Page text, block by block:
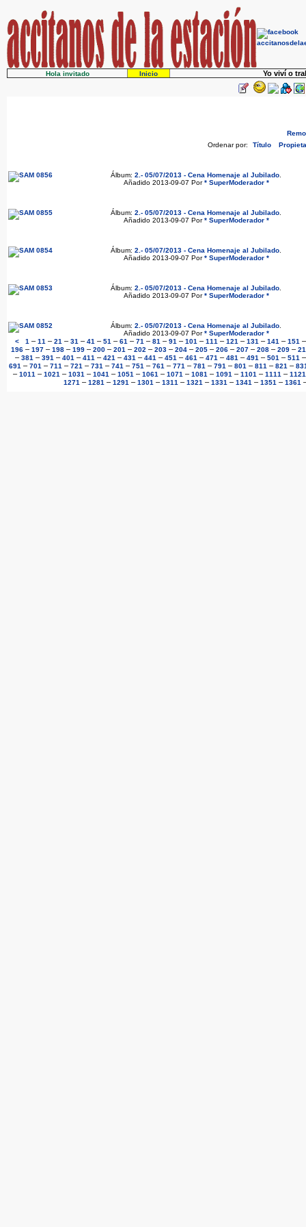
Hola invitado Inicio Yo viví o
Ordenar por:
Título
Álbum: 2.- 05/07/2013 - Cena Homenaje al Jubilado
Añadido 2013-09-07 Por* SuperModerador *
Álbum: 2.- 05/07/2013 - Cena Homenaje al Jubilado
Añadido 2013-09-07 Por* SuperModerador *
Álbum: 2.- 05/07/2013 - Cena Homenaje al Jubilado
Añadido 2013-09-07 Por* SuperModerador *
Álbum: 2.- 05/07/2013 - Cena Homenaje al Jubilado
Añadido 2013-09-07 Por* SuperModerador *
Álbum: 2.- 05/07/2013 - Cena Homenaje al Jubilado
Añadido 2013-09-07 Por* SuperModerador *
<
1 – 11 – 21 – 31 – 41 – 51 – 61 – 71 – 81 – 91 – 101 – 111 – 121 – 131 – 141 – 151
196 – 197 – 198 – 199 – 200 – 201 – 202 – 203 – 204 – 205 – 206 – 207 – 208 – 209 –
– 381 – 391 – 401 – 411 – 421 – 431 – 441 – 451 – 461 – 471 – 481 – 491 – 501 – 511
691 – 701 – 711 – 721 – 731 – 741 – 751 – 761 – 771 – 781 – 791 – 801 – 811 – 821 –
– 1011 – 1021 – 1031 – 1041 – 1051 – 1061 – 1071 – 1081 – 1091 – 1101 – 1111 – 1121
1271 – 1281 – 1291 – 1301 – 1311 – 1321 – 1331 – 1341 – 1351 – 1361